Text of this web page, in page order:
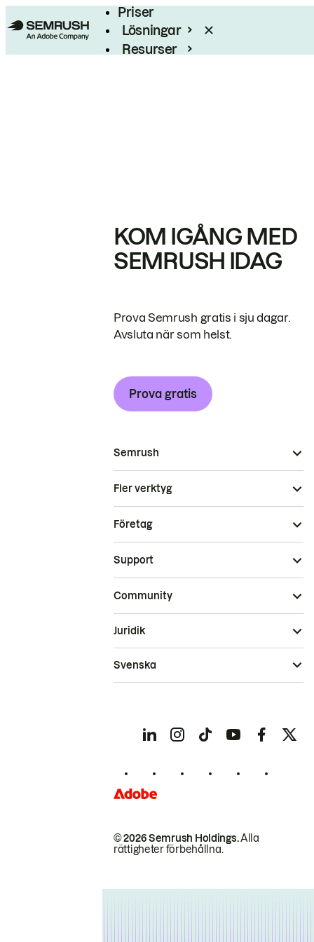
Priser
Lösningar
Resurser
KOM IGÅNG MED
SEMRUSH IDAG
Prova Semrush gratis i sju dagar.
Avsluta när som helst.
Prova gratis
Semrush
Fler verktyg
Företag
Support
Community
© 2026 Semrush Holdings.Alla
rättigheter förbehållna.
Juridik
Svenska